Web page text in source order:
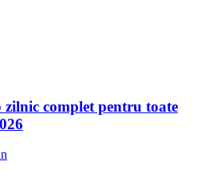
zilnic complet pentru toate